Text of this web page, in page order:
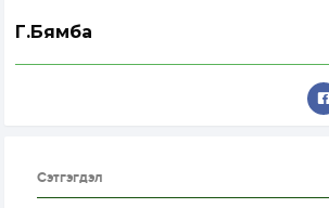
Г.Бямба
Сэтгэгдэл